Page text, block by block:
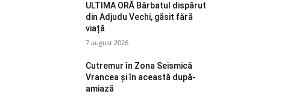
ULTIMA ORĂ Bărbatul dispărut
din Adjudu Vechi, găsit fără
viață
7 august 2026
Cutremur în Zona Seismică
Vrancea și în această după-
amiază